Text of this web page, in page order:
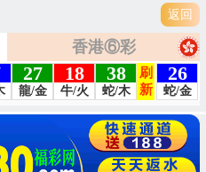
返回
香港⑥彩